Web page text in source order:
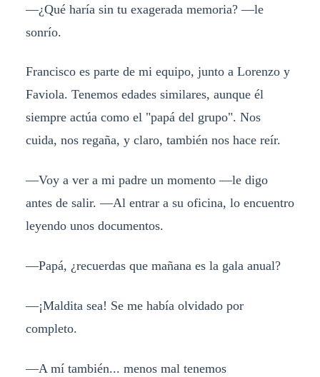
—¿Qué haría sin tu exagerada memoria? —le
sonrío.
Francisco es parte de mi equipo, junto a Lorenzo y
Faviola. Tenemos edades similares, aunque él
siempre actúa como el "papá del grupo". Nos
cuida, nos regaña, y claro, también nos hace reír.
—Voy a ver a mi padre un momento —le digo
antes de salir. —Al entrar a su oficina, lo encuentro
leyendo unos documentos.
—Papá, ¿recuerdas que mañana es la gala anual?
—¡Maldita sea! Se me había olvidado por
completo.
—A mí también... menos mal tenemos